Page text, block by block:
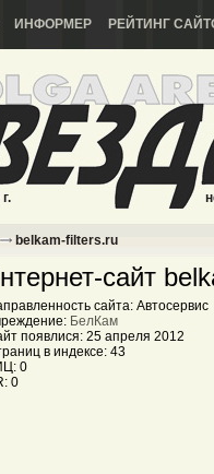
ИНФОРМЕР РЕЙТИНГ
belkam-filters.ru
сайт
сайта: Автосервис
БелКам
появлися: 25 апреля 2012
в индексе: 43
0
0